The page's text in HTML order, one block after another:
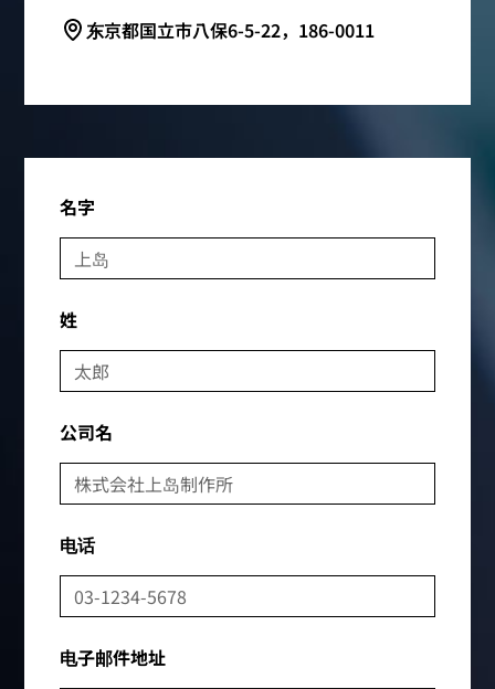
东京都国立市八保6-5-22，186-0011
名字
姓
公司名
电话
电子邮件地址